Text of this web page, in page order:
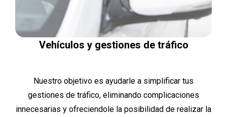
Vehículos y gestiones de tráfico
Nuestro objetivo es ayudarle a simplificar tus
gestiones de tráfico, eliminando complicaciones
innecesarias y ofreciendole la posibilidad de realizar la